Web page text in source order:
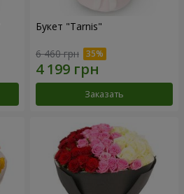
Букет "Tarnis"
6 460 грн
Заказать